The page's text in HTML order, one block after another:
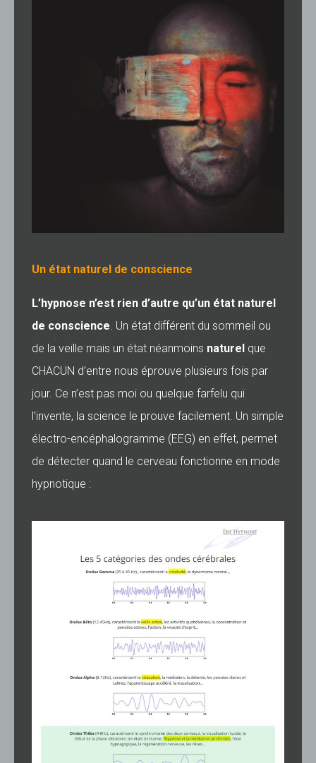
Un état naturel de conscience
L’hypnose n’est rien d’autre qu’un état naturel
de conscience. Un état différent du sommeil ou
de la veille mais un état néanmoins naturel que
CHACUN d’entre nous éprouve plusieurs fois par
jour. Ce n’est pas moi ou quelque farfelu qui
l’invente, la science le prouve facilement. Un simple
électro-encéphalogramme (EEG) en effet, permet
de détecter quand le cerveau fonctionne en mode
hypnotique :